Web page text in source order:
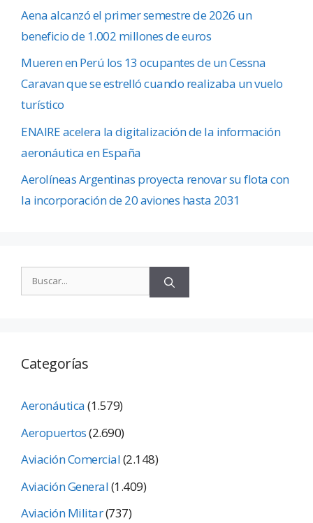
Aena alcanzó el primer semestre de 2026 un
beneficio de 1.002 millones de euros
Mueren en Perú los 13 ocupantes de un Cessna
Caravan que se estrelló cuando realizaba un vuelo
turístico
ENAIRE acelera la digitalización de la información
aeronáutica en España
Aerolíneas Argentinas proyecta renovar su flota con
la incorporación de 20 aviones hasta 2031
Categorías
Aeronáutica(1.579)
Aeropuertos(2.690)
Aviación Comercial(2.148)
Aviación General(1.409)
Aviación Militar(737)